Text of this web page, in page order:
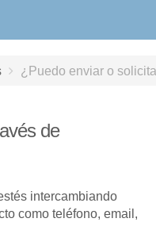
¿Puedo enviar o
de
intercambiando
como teléfono, email,